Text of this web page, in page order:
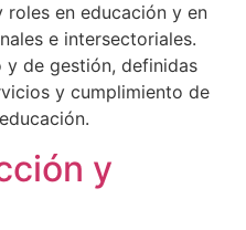
roles en educación y en
e intersectoriales.
y de gestión, definidas
y cumplimiento de
y